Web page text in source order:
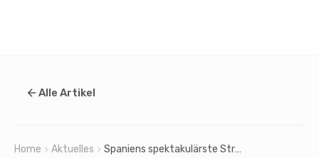
Alle Artikel
Home Aktuelles Spaniens spektakulärste Strassenmärkte: Zwischen Tapas, Vintage und Feriengefühl